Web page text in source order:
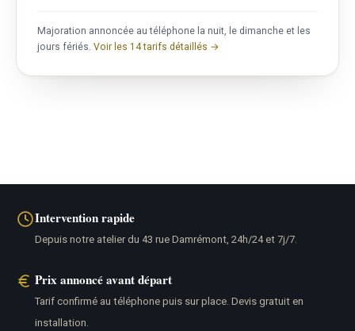
Majoration annoncée au téléphone la nuit, le dimanche et les
jours fériés. Voir les 14 tarifs détaillés →
Intervention rapide
Depuis notre atelier du 43 rue Damrémont, 24h/24 et 7j/7.
Prix annoncé avant départ
Tarif confirmé au téléphone puis sur place. Devis gratuit en
installation.